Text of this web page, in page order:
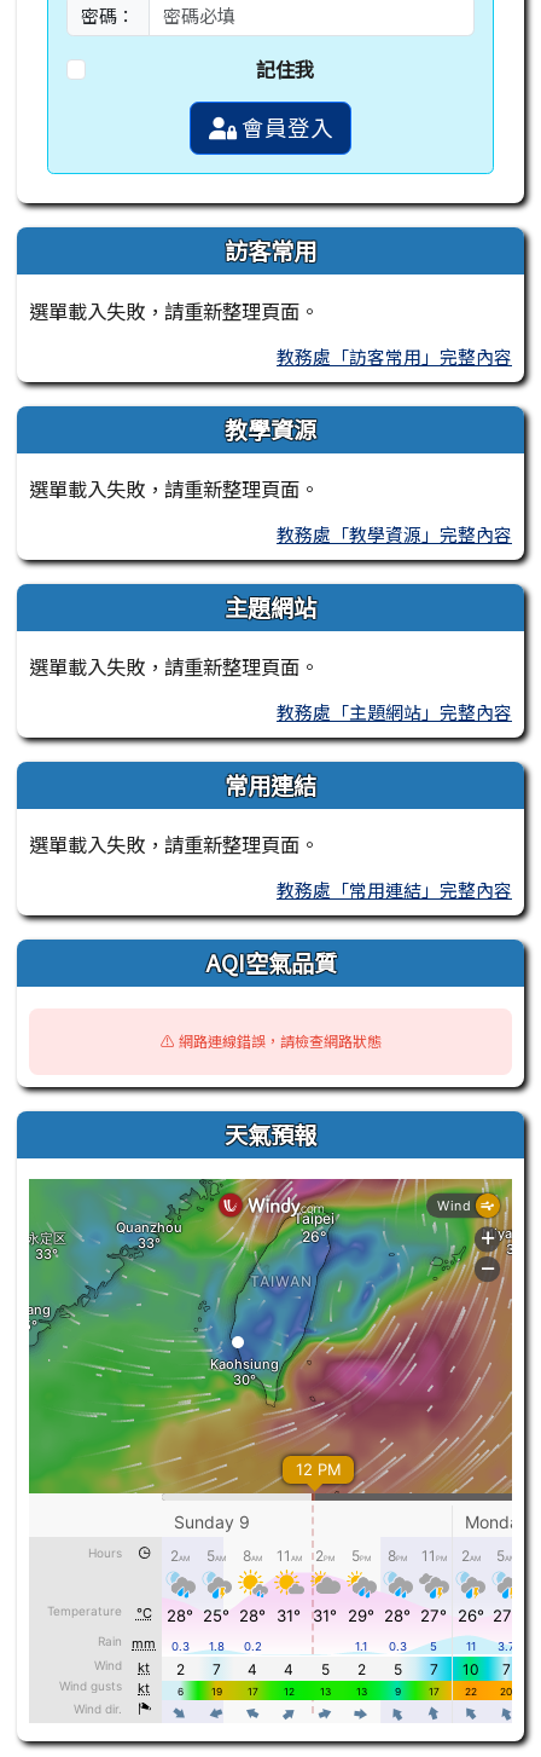
密碼：
記住我
會員登入
訪客常用
選單載入失敗，請重新整理頁面。
教務處「訪客常用」完整內容
教學資源
選單載入失敗，請重新整理頁面。
教務處「教學資源」完整內容
主題網站
選單載入失敗，請重新整理頁面。
教務處「主題網站」完整內容
常用連結
選單載入失敗，請重新整理頁面。
教務處「常用連結」完整內容
AQI空氣品質
⚠️ 網路連線錯誤，請檢查網路狀態
天氣預報